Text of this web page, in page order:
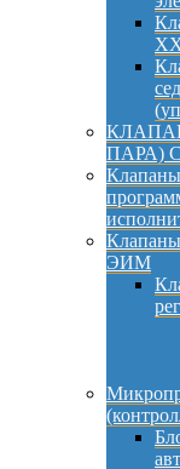
ХХ
ПАРА)
ЭИМ